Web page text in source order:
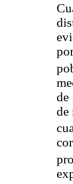
de
de